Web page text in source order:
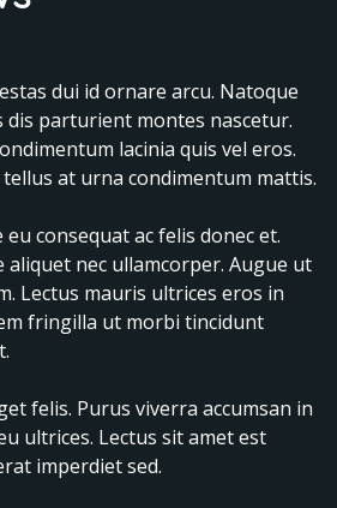
dui id ornare arcu. Natoque
dis parturient montes nascetur.
lacinia quis vel eros.
at urna condimentum mattis.
consequat ac felis donec et.
aliquet nec ullamcorper. Augue ut
Lectus mauris ultrices eros in
fringilla ut morbi tincidunt
felis. Purus viverra accumsan in
ultrices. Lectus sit amet est
imperdiet sed.